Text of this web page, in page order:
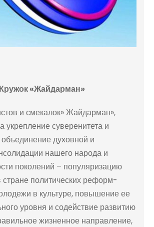
Кружок «Жайдарман»
и смекалок» Жайдарман»,
укрепление суверенитета и
объединение духовной и
нашего народа и
поколений – популяризацию
политических реформ-
в культуре, повышение ее
уровня и содействие развитию
жизненное направление,